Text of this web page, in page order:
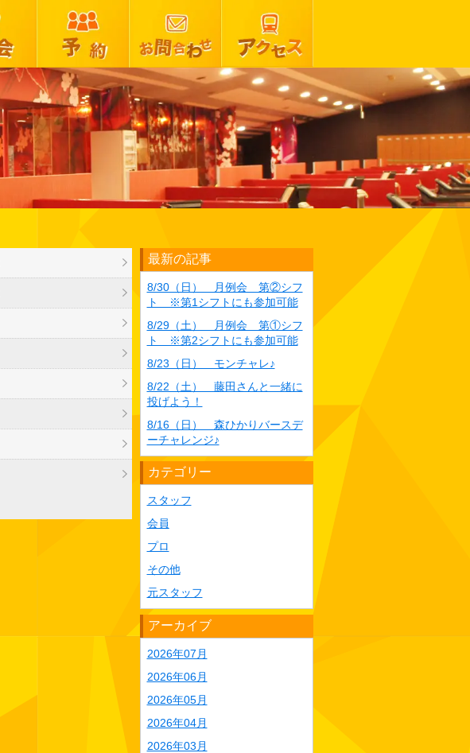
最新の記事
8/30（日） 月例会 第②シフ
ト ※第1シフトにも参加可能
8/29（土） 月例会 第①シフ
ト ※第2シフトにも参加可能
8/23（日） モンチャレ♪
8/22（土） 藤田さんと一緒に
投げよう！
8/16（日） 森ひかりバースデ
ーチャレンジ♪
カテゴリー
スタッフ
会員
プロ
その他
元スタッフ
アーカイブ
2026年07月
2026年06月
2026年05月
2026年04月
2026年03月